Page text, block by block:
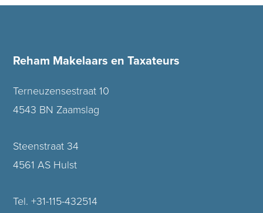
Reham Makelaars en Taxateurs
Terneuzensestraat 10
4543 BN Zaamslag
Steenstraat 34
4561 AS Hulst
Tel. +31-115-432514